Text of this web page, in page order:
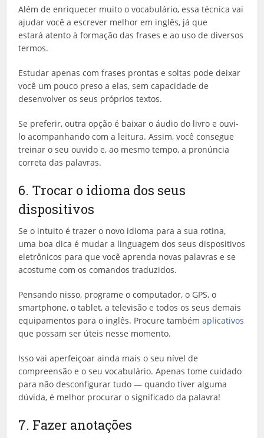
Além de enriquecer muito o vocabulário, essa técnica vai
ajudar você a escrever melhor em inglês, já que
estará atento à formação das frases e ao uso de diversos
termos.
Estudar apenas com frases prontas e soltas pode deixar
você um pouco preso a elas, sem capacidade de
desenvolver os seus próprios textos.
Se preferir, outra opção é baixar o áudio do livro e ouvi-
lo acompanhando com a leitura. Assim, você consegue
treinar o seu ouvido e, ao mesmo tempo, a pronúncia
correta das palavras.
6. Trocar o idioma dos seus
dispositivos
Se o intuito é trazer o novo idioma para a sua rotina,
uma boa dica é mudar a linguagem dos seus dispositivos
eletrônicos para que você aprenda novas palavras e se
acostume com os comandos traduzidos.
Pensando nisso, programe o computador, o GPS, o
smartphone, o tablet, a televisão e todos os seus demais
equipamentos para o inglês. Procure tambémaplicativos
que possam ser úteis nesse momento.
Isso vai aperfeiçoar ainda mais o seu nível de
compreensão e o seu vocabulário. Apenas tome cuidado
para não desconfigurar tudo — quando tiver alguma
dúvida, é melhor procurar o significado da palavra!
7. Fazer anotações